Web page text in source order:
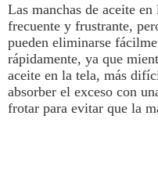
Las manchasde aceite en
frecuente y frustrante, p
pueden eliminarse
rápidamente, ya que
aceite en la tela, más
absorber el exceso con
frotar para evitar que la